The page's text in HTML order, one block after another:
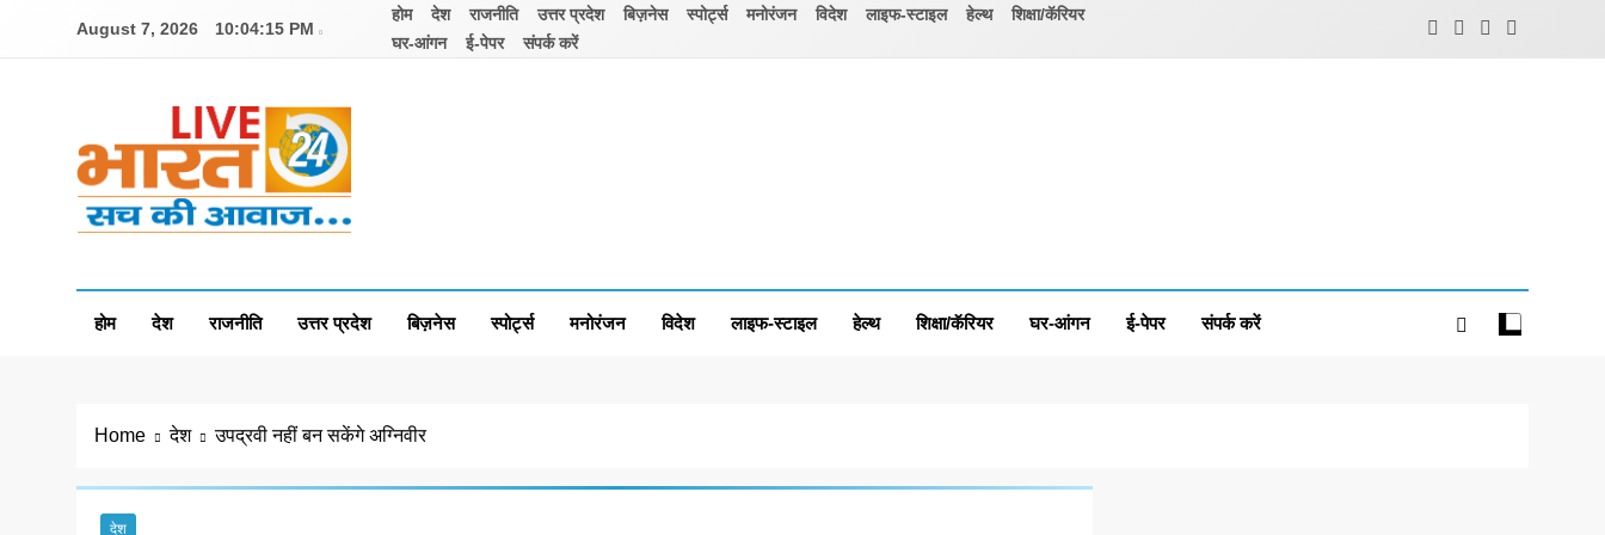
August 7, 2026 10:04:16 PM
होम देश राजनीति उत्तर प्रदेश बिज़नेस स्पोर्ट्स मनोरंजन विदेश लाइफ-स्टाइल हेल्थ
शिक्षा/कॅरियर
घर-आंगन
ई-पेपर संपर्क करें
होम देश राजनीति उत्तर प्रदेश बिज़नेस स्पोर्ट्स मनोरंजन विदेश लाइफ-स्टाइल हेल्थ शिक्षा/कॅरियर घर-आंगन ई-पेपर संपर्क करें
Home देश उपद्रवी नहीं बन सकेंगे अग्निवीर
देश